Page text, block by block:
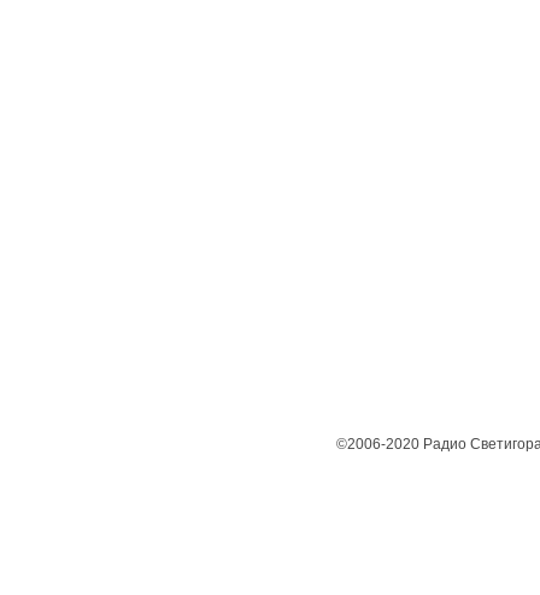
©2006-2020 Радио